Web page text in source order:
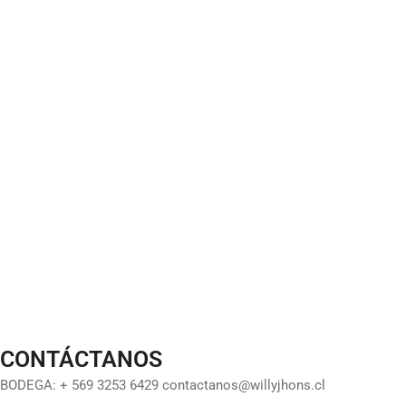
CONTÁCTANOS
BODEGA: + 569 3253 6429 contactanos@willyjhons.cl